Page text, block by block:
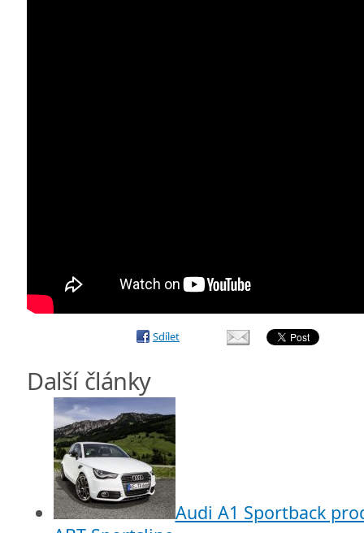
Sdílet
Další články
Audi A1 Sportback